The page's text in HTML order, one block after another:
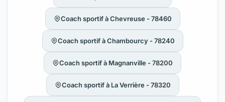
Coach sportif à Chevreuse - 78460
Coach sportif à Chambourcy - 78240
Coach sportif à Magnanville - 78200
Coach sportif à La Verrière - 78320